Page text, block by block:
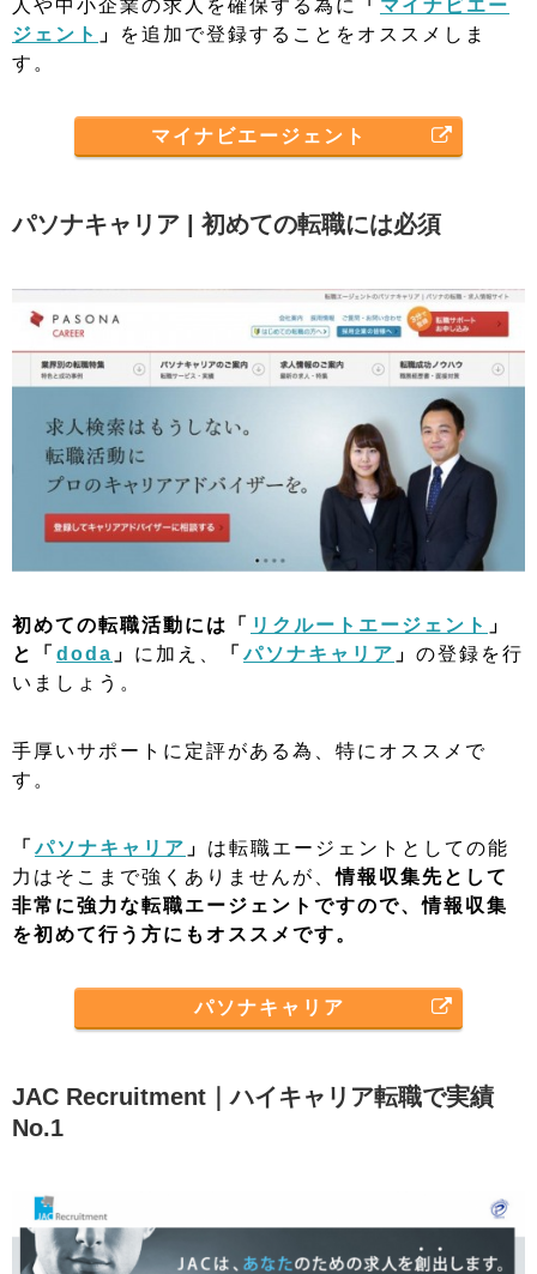
人や中小企業の求人を確保する為に 「 マイナビエー
ジェント 」
を追加で登録することをオススメしま
す。
マイナビエージェント
パソナキャリア | 初めての転職には必須
初めての転職活動には「 リクルートエージェント 」
と「 doda 」 に加え、 「 パソナキャリア 」 の登録を行
いましょう。
手厚いサポートに定評がある為、特にオススメで
す。
「 パソナキャリア 」 は転職エージェントとしての能
力はそこまで強くありませんが、情報収集先として
非常に強力な転職エージェントですので、情報収集
を初めて行う方にもオススメです。
パソナキャリア
JAC Recruitment｜ハイキャリア転職で実績
No.1